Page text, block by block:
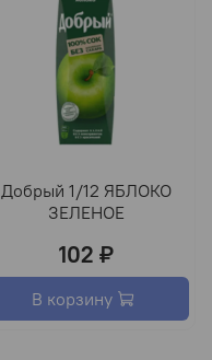
Добрый 1/12 ЯБЛОКО
ЗЕЛЕНОЕ
102 ₽
В корзину